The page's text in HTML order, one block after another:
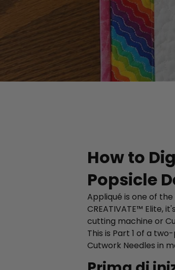
How to
Popsicle
Appliqué is one of
CREATIVATE™ Elite,
cutting machine or
This is Part 1 of a
Cutwork Needles in